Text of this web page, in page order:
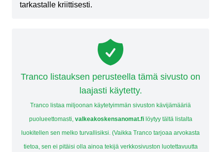
tarkastalle kriittisesti.
Tranco listauksen perusteella tämä sivusto on
laajasti käytetty.
Tranco listaa miljoonan käytetyimmän sivuston kävijämääriä
puolueettomasti, valkeakoskensanomat.filöytyy tältä listalta
luokitellen sen melko turvallisiksi. (Vaikka Tranco tarjoaa arvokasta
tietoa, sen ei pitäisi olla ainoa tekijä verkkosivuston luotettavuutta